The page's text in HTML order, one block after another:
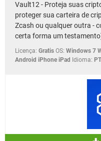
Vault12 - Proteja suas
proteger sua carteira de
Zcash ou qualquer outra -
certa forma um
Licença: Gratis OS: Windows 7
Android iPhone iPad Idioma: PT